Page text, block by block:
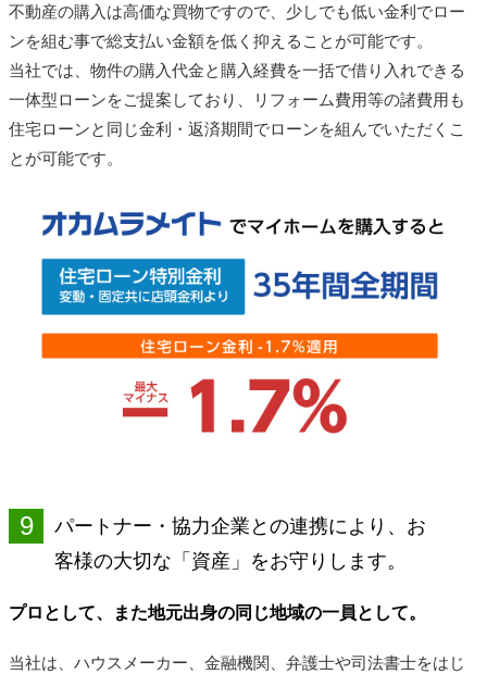
不動産の購入は高価な買物ですので、少しでも低い金利でロー
ンを組む事で総支払い金額を低く抑えることが可能です。
当社では、物件の購入代金と購入経費を一括で借り入れできる
一体型ローンをご提案しており、リフォーム費用等の諸費用も
住宅ローンと同じ金利・返済期間でローンを組んでいただくこ
とが可能です。
9
パートナー・協力企業との連携により、お
客様の大切な「資産」をお守りします。
プロとして、また地元出身の同じ地域の一員として。
当社は、ハウスメーカー、金融機関、弁護士や司法書士をはじ